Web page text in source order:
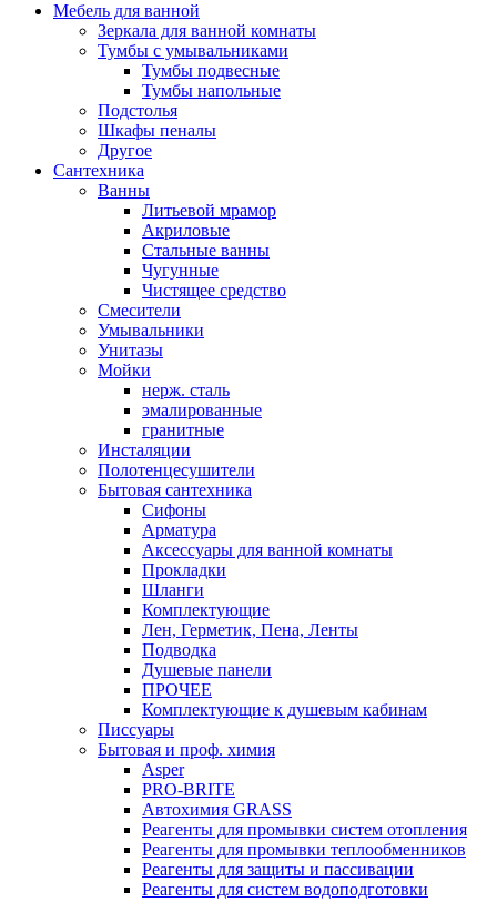
Мебель для ванной
Зеркала для ванной комнаты
Тумбы с умывальниками
Тумбы подвесные
Тумбы напольные
Подстолья
Шкафы пеналы
Другое
Сантехника
Ванны
Литьевой мрамор
Акриловые
Стальные ванны
Чугунные
Чистящее средство
Смесители
Умывальники
Унитазы
Мойки
нерж. сталь
эмалированные
гранитные
Инсталяции
Полотенцесушители
Бытовая сантехника
Сифоны
Арматура
Аксессуары для ванной комнаты
Прокладки
Шланги
Комплектующие
Лен, Герметик, Пена, Ленты
Подводка
Душевые панели
ПРОЧЕЕ
Комплектующие к душевым кабинам
Писсуары
Бытовая и проф. химия
Asper
PRO-BRITE
Автохимия GRASS
Реагенты для промывки систем отопления
Реагенты для промывки теплообменников
Реагенты для защиты и пассивации
Реагенты для систем водоподготовки